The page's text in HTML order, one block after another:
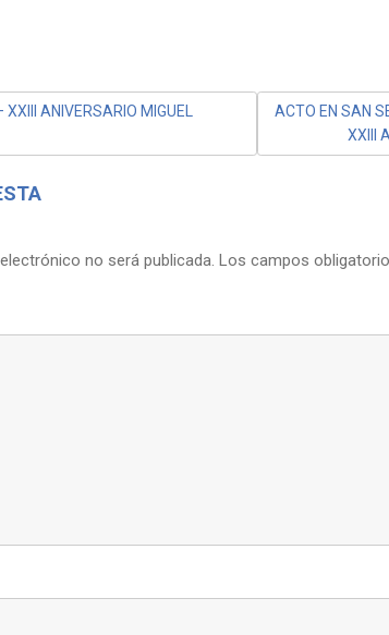
ANIVERSARIO MIGUEL
ACTO EN SAN
XXIII
no será publicada. Los campos